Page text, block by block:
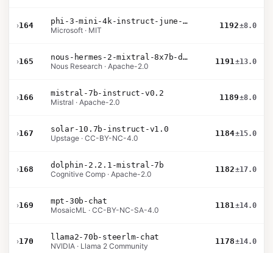
›164
phi-3-mini-4k-instruct-june-2024
Microsoft · MIT
1192±8.0
›165
nous-hermes-2-mixtral-8x7b-dpo
Nous Research · Apache-2.0
1191±13.0
›166
mistral-7b-instruct-v0.2
Mistral · Apache-2.0
1189±8.0
›167
solar-10.7b-instruct-v1.0
Upstage · CC-BY-NC-4.0
1184±15.0
›168
dolphin-2.2.1-mistral-7b
Cognitive Comp · Apache-2.0
1182±17.0
›169
mpt-30b-chat
MosaicML · CC-BY-NC-SA-4.0
1181±14.0
›170
llama2-70b-steerlm-chat
NVIDIA · Llama 2 Community
1178±14.0